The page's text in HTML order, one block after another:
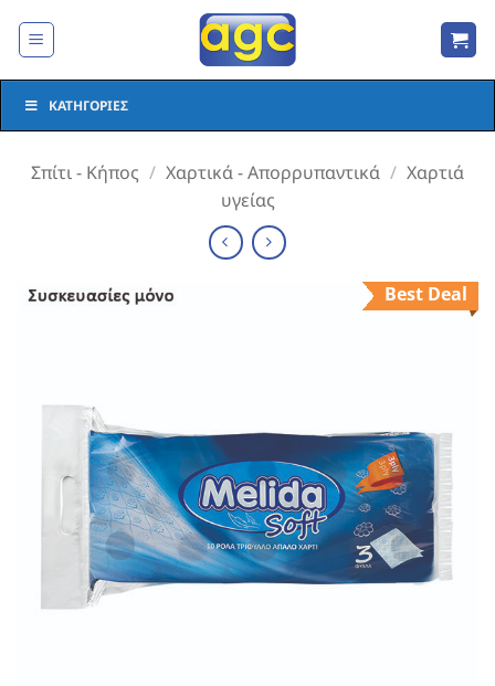
στο
ΚΑΤΗΓΟΡΊΕΣ
Σπίτι - Κήπος / Χαρτικά - Απορρυπαντικά / Χαρτιά
υγείας
Best Deal